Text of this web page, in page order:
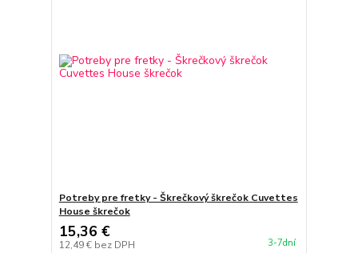
Potreby pre fretky - Škrečkový škrečok Cuvettes
House škrečok
15,36 €
12,49 € bez DPH 3-7dní